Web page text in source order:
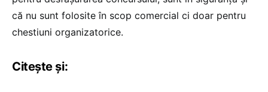
că nu sunt folosite în scop comercial ci doar pentru
chestiuni organizatorice.
Citește și: